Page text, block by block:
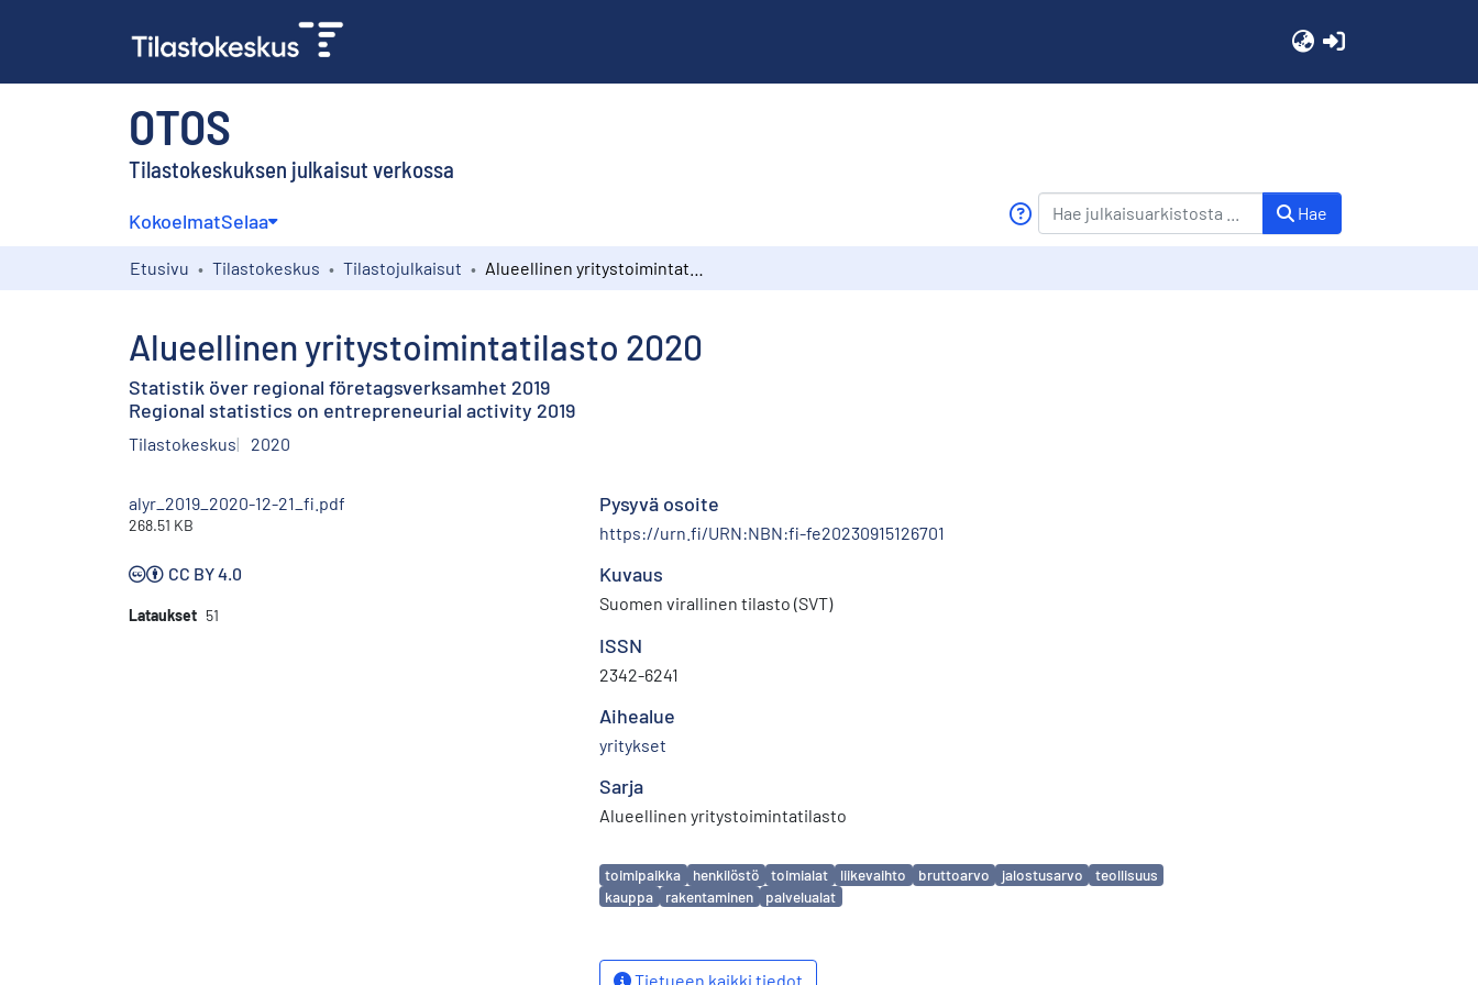
OTOS
Tilastokeskuksen julkaisut verkossa
KokoelmatSelaa Hae
Etusivu Tilastokeskus Tilastojulkaisut
Alueellinen yritystoimintatilasto 2020
Statistik över regional företagsverksamhet 2019
Regional statistics on entrepreneurial activity 2019
Tilastokeskus 2020
alyr_2019_2020-12-21_fi.pdf
268.51 KB
CC BY 4.0
Lataukset 51
Pysyvä osoite
https://urn.fi/URN:NBN:fi-fe20230915126701
Kuvaus
Suomen virallinen tilasto (SVT)
ISSN
2342-6241
Aihealue
yritykset
Sarja
Alueellinen yritystoimintatilasto
Avainsanat
toimipaikka henkilöstö toimialat liikevaihto bruttoarvo jalostusarvo
teollisuus
kauppa
rakentaminen palvelualat
Tietueen kaikki tiedot